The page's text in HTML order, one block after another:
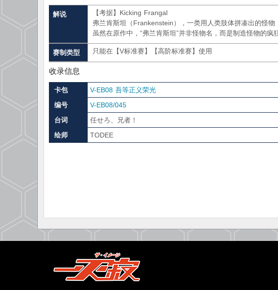
解说
【考据】Kicking Frangal
弗兰肯斯坦（Frankenstein），一类用人类肢体拼凑出的怪物
虽然在原作中，“弗兰肯斯坦”并非怪物名，而是制造怪物的疯
赛制类型 只能在【V标准赛】【高阶标准赛】使用
收录信息
卡包
V-EB08 吾等正义荣光
编号
V-EB08/045
台词
任せろ、兄者！
绘师
TODEE